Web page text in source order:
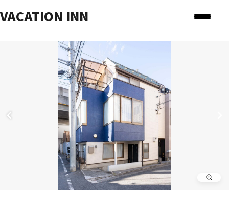
VACATION INN